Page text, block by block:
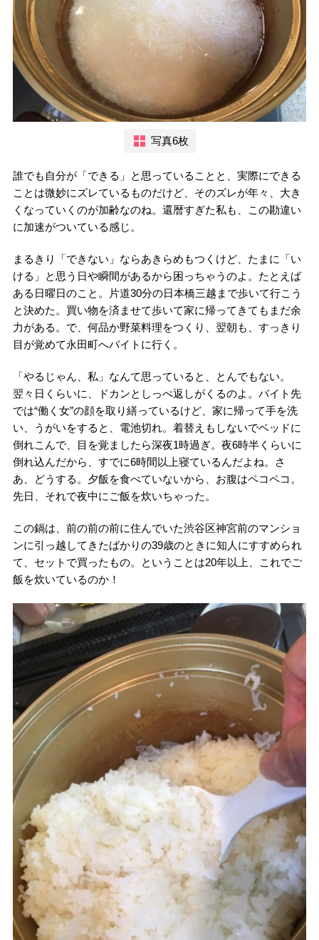
写真6枚
誰でも自分が「できる」と思っていることと、実際にできる
ことは微妙にズレているものだけど、そのズレが年々、大き
くなっていくのが加齢なのね。還暦すぎた私も、この勘違い
に加速がついている感じ。
まるきり「できない」ならあきらめもつくけど、たまに「い
ける」と思う日や瞬間があるから困っちゃうのよ。たとえば
ある日曜日のこと。片道30分の日本橋三越まで歩いて行こう
と決めた。買い物を済ませて歩いて家に帰ってきてもまだ余
力がある。で、何品か野菜料理をつくり、翌朝も、すっきり
目が覚めて永田町へバイトに行く。
「やるじゃん、私」なんて思っていると、とんでもない。
翌々日くらいに、ドカンとしっぺ返しがくるのよ。バイト先
では“働く女”の顔を取り繕っているけど、家に帰って手を洗
い、うがいをすると、電池切れ。着替えもしないでベッドに
倒れこんで、目を覚ましたら深夜1時過ぎ。夜6時半くらいに
倒れ込んだから、すでに6時間以上寝ているんだよね。さ
あ、どうする。夕飯を食べていないから、お腹はペコペコ。
先日、それで夜中にご飯を炊いちゃった。
この鍋は、前の前の前に住んでいた渋谷区神宮前のマンショ
ンに引っ越してきたばかりの39歳のときに知人にすすめられ
て、セットで買ったもの。ということは20年以上、これでご
飯を炊いているのか！